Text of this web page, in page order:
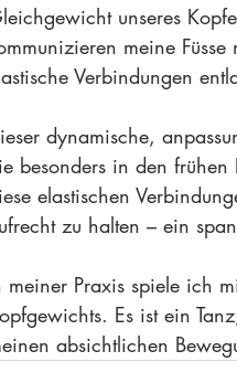
unseres
meine
Verbindungen
dynamische,
besonders in den
elastischen
zu halten – ein
meiner Praxis spiele ich
Es ist ein
absichtlichen